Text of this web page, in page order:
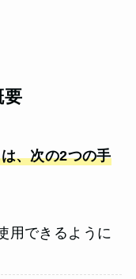
要
、次の2つの手
用できるように